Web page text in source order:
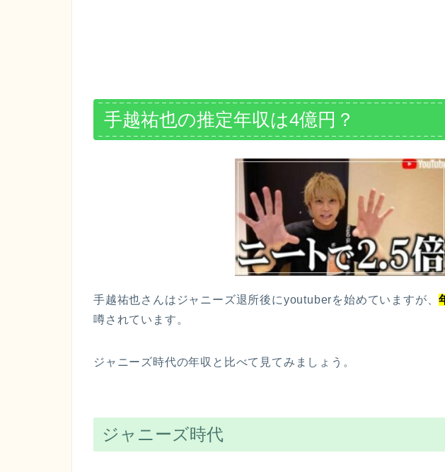
手越祐也の推定年収は4億円？
手越祐也さんはジャニーズ退所後にyoutuberを始めていますが、
噂されています。
ジャニーズ時代の年収と比べて見てみましょう。
ジャニーズ時代